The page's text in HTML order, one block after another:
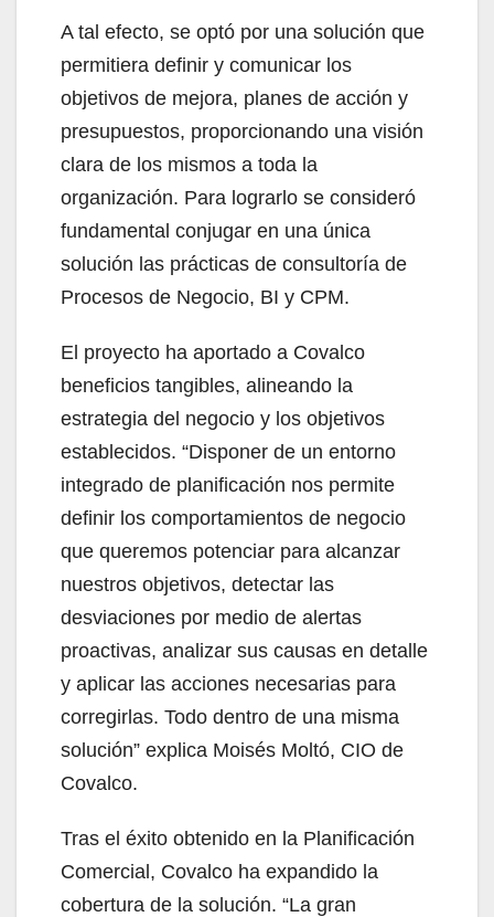
A tal efecto, se optó por una solución que
permitiera definir y comunicar los
objetivos de mejora, planes de acción y
presupuestos, proporcionando una visión
clara de los mismos a toda la
organización. Para lograrlo se consideró
fundamental conjugar en una única
solución las prácticas de consultoría de
Procesos de Negocio, BI y CPM.
El proyecto ha aportado a Covalco
beneficios tangibles, alineando la
estrategia del negocio y los objetivos
establecidos. “Disponer de un entorno
integrado de planificación nos permite
definir los comportamientos de negocio
que queremos potenciar para alcanzar
nuestros objetivos, detectar las
desviaciones por medio de alertas
proactivas, analizar sus causas en detalle
y aplicar las acciones necesarias para
corregirlas. Todo dentro de una misma
solución” explica Moisés Moltó, CIO de
Covalco.
Tras el éxito obtenido en la Planificación
Comercial, Covalco ha expandido la
cobertura de la solución. “La gran